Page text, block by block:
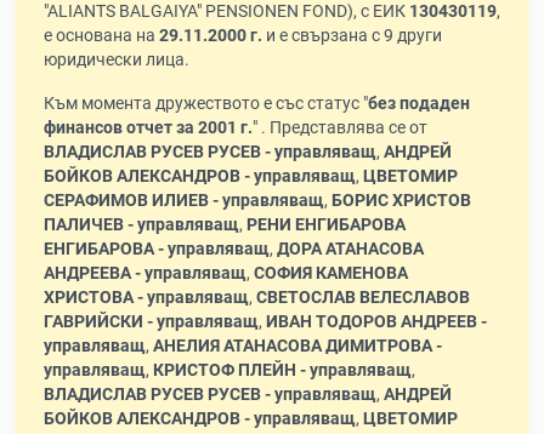
"ALIANTS BALGAIYA" PENSIONEN FOND), с ЕИК 130430119,
е основана на 29.11.2000 г. и е свързана с 9 други
юридически лица.
Към момента дружеството е със статус "без подаден
финансов отчет за 2001 г." . Представлява се от
ВЛАДИСЛАВ РУСЕВ РУСЕВ - управляващ, АНДРЕЙ
БОЙКОВ АЛЕКСАНДРОВ - управляващ, ЦВЕТОМИР
СЕРАФИМОВ ИЛИЕВ - управляващ, БОРИС ХРИСТОВ
ПАЛИЧЕВ - управляващ, РЕНИ ЕНГИБАРОВА
ЕНГИБАРОВА - управляващ, ДОРА АТАНАСОВА
АНДРЕЕВА - управляващ, СОФИЯ КАМЕНОВА
ХРИСТОВА - управляващ, СВЕТОСЛАВ ВЕЛЕСЛАВОВ
ГАВРИЙСКИ - управляващ, ИВАН ТОДОРОВ АНДРЕЕВ -
управляващ, АНЕЛИЯ АТАНАСОВА ДИМИТРОВА -
управляващ, КРИСТОФ ПЛЕЙН - управляващ,
ВЛАДИСЛАВ РУСЕВ РУСЕВ - управляващ, АНДРЕЙ
БОЙКОВ АЛЕКСАНДРОВ - управляващ, ЦВЕТОМИР